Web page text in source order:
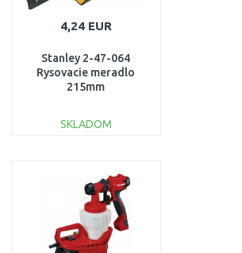
4,24 EUR
Stanley 2-47-064
Rysovacie meradlo
215mm
SKLADOM
Porovnať